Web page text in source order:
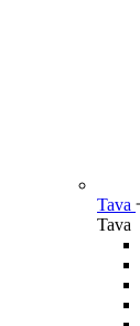
Tava
Tava